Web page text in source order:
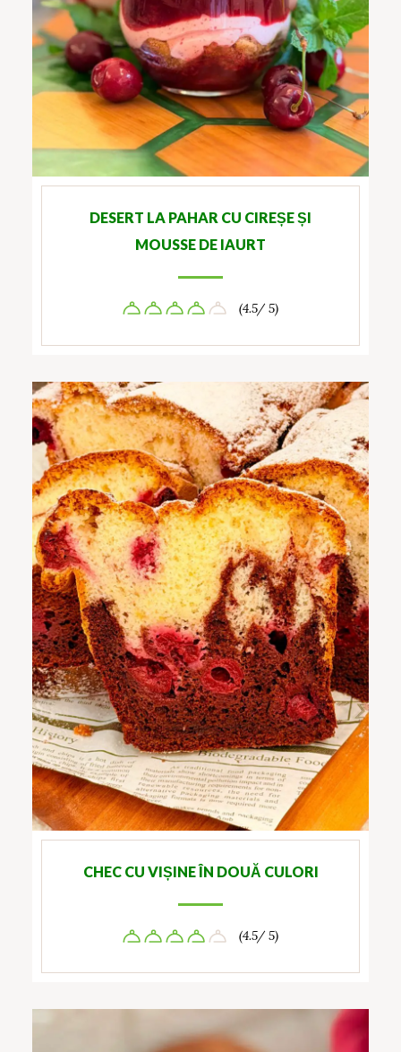
DESERT LA PAHAR CU CIREȘE ȘI
MOUSSE DE IAURT
(4.5/ 5)
CHEC CU VIȘINE ÎN DOUĂ CULORI
(4.5/ 5)